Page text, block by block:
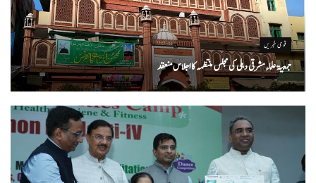
قومی خبریں
جمعیۃ علماء مشرقی دہلی کی مجلس منتظمہ کا اجلاس منعقد